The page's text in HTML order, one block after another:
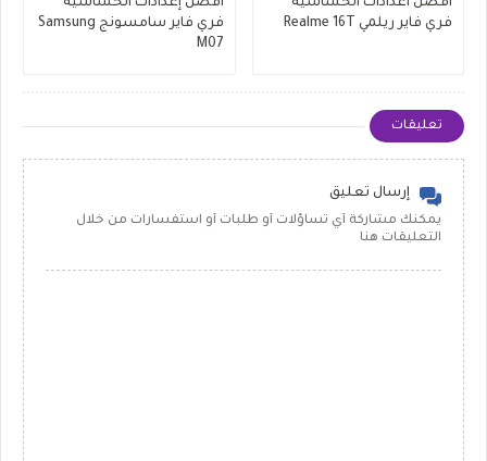
فري فاير ريلمي Realme 16T
فري فاير سامسونج Samsung
M07
تعليقات
إرسال تعليق
يمكنك مشاركة أي تساؤلات أو طلبات أو استفسارات من خلال
التعليقات هنا